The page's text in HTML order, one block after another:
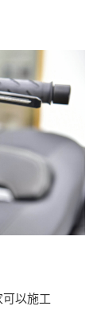
以施工